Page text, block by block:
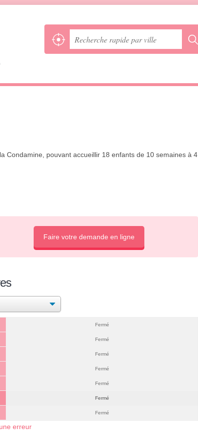
Condamine, pouvant accueillir 18 enfants de 10 semaines à 4
Faire votre demande en ligne
Fermé
Fermé
Fermé
Fermé
Fermé
Fermé
Fermé
erreur